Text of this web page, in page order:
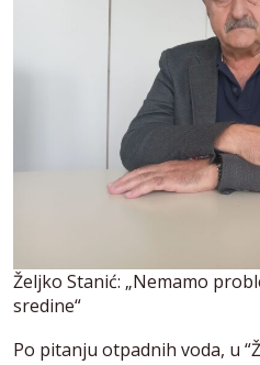
Željko Stanić: „Nemamo
sredine“
Po pitanju otpadnih voda, u